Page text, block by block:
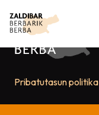
Pribatutasun politika